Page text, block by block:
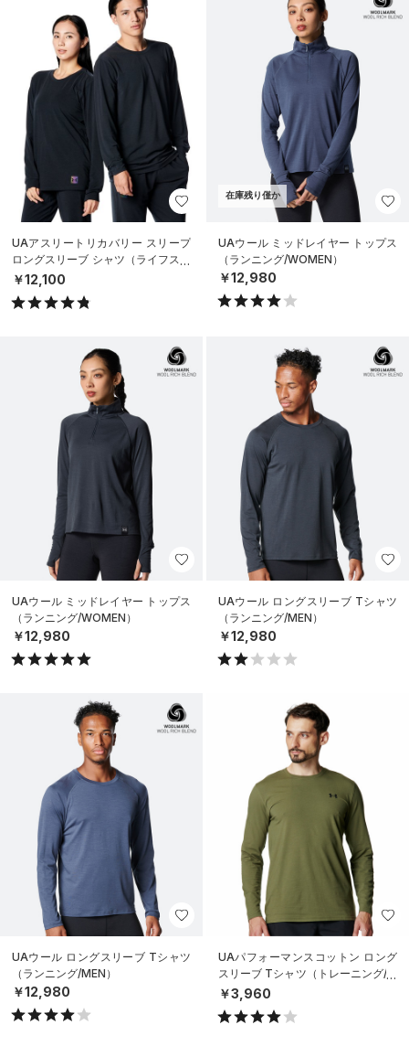
UAアスリートリカバリー スリープ
ロングスリーブ シャツ（ライフスタ
イル/UNISEX）
￥12,100
在庫残り僅か
UAウール ミッドレイヤー トップス
（ランニング/WOMEN）
￥12,980
UAウール ミッドレイヤー トップス
（ランニング/WOMEN）
￥12,980
UAウール ロングスリーブ Tシャツ
（ランニング/MEN）
￥12,980
UAウール ロングスリーブ Tシャツ
（ランニング/MEN）
￥12,980
UAパフォーマンスコットン ロング
スリーブ Tシャツ（トレーニング/M
EN）
￥3,960